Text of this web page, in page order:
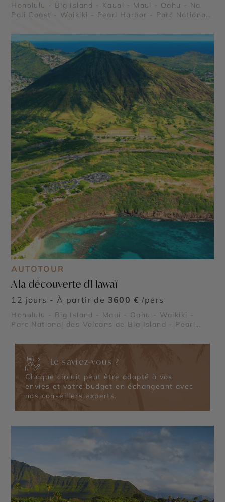
Honolulu - Big Island - Kauai - Maui - Oahu - Na
Pali Coast - Waikiki - Pearl Harbor - Parc National
Kauai
AUTOTOUR
A la découverte d'Hawaï
12 jours - À partir de 3600 € /pers
Honolulu - Big Island - Maui - Oahu - Waikiki -
Parc National des Volcans de Big Island - Pearl
Le saviez-vous ?
Chaque circuit peut être adapté à vos
envies et votre budget en échangeant avec
nos conseillers experts.